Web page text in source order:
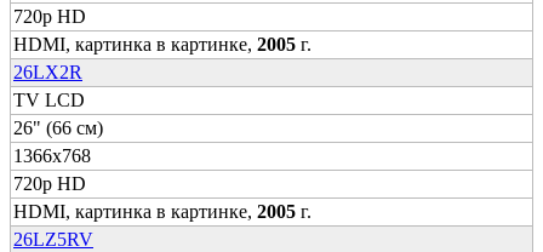
720p HD
HDMI, картинка в картинке, 2005 г.
26LX2R
TV LCD
26" (66 см)
1366x768
720p HD
HDMI, картинка в картинке, 2005 г.
26LZ5RV